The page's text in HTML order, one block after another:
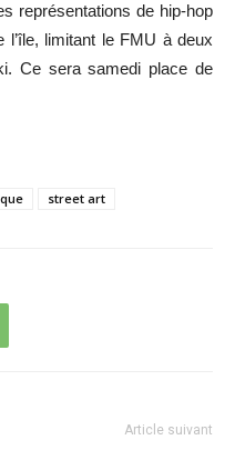
représentations de hip-hop
l’île, limitant le FMU à deux
Ce sera samedi place de
street art
Article suivant